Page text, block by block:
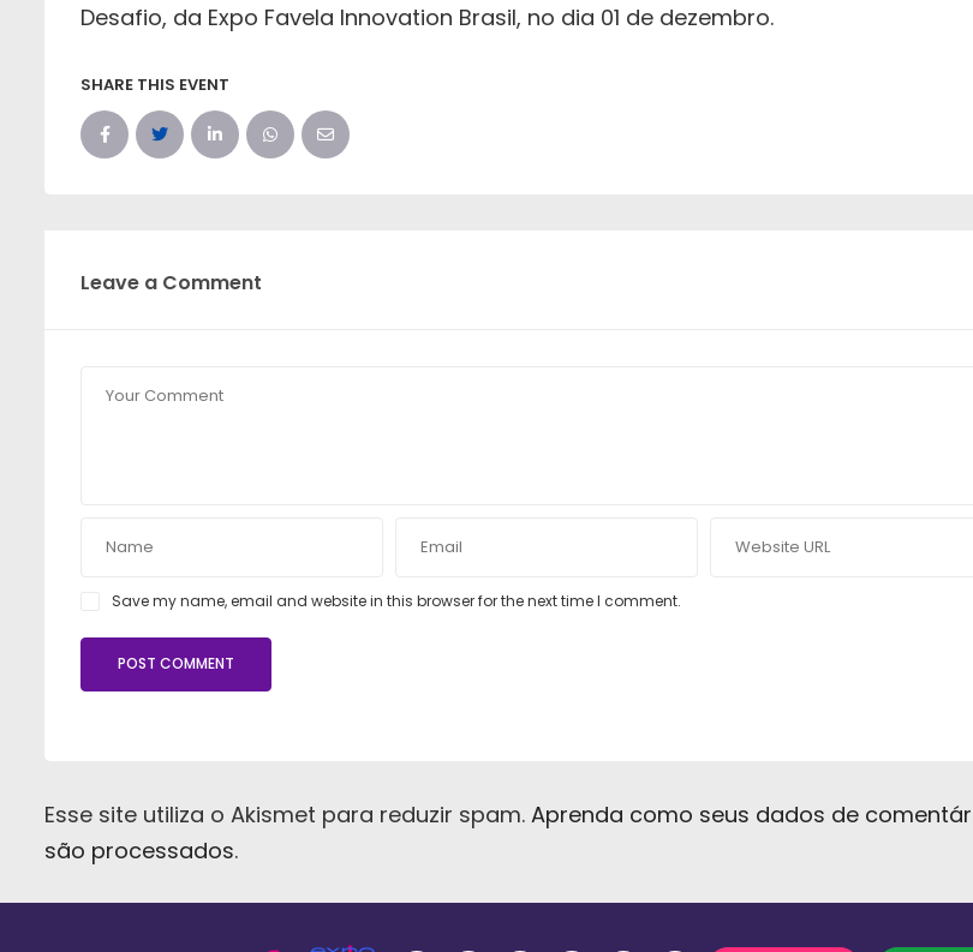
Desafio, da Expo Favela Innovation Brasil, no dia 01 de dezembro.
SHARE THIS EVENT
Leave a Comment
Save my name, email and website in this browser for the next time I comment.
Esse site utiliza o Akismet para reduzir spam. Aprenda como seus dados de
são processados.